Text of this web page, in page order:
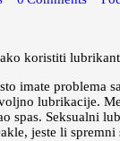
koristiti
imate problema
lubrikacije.
Seksualni
jeste li